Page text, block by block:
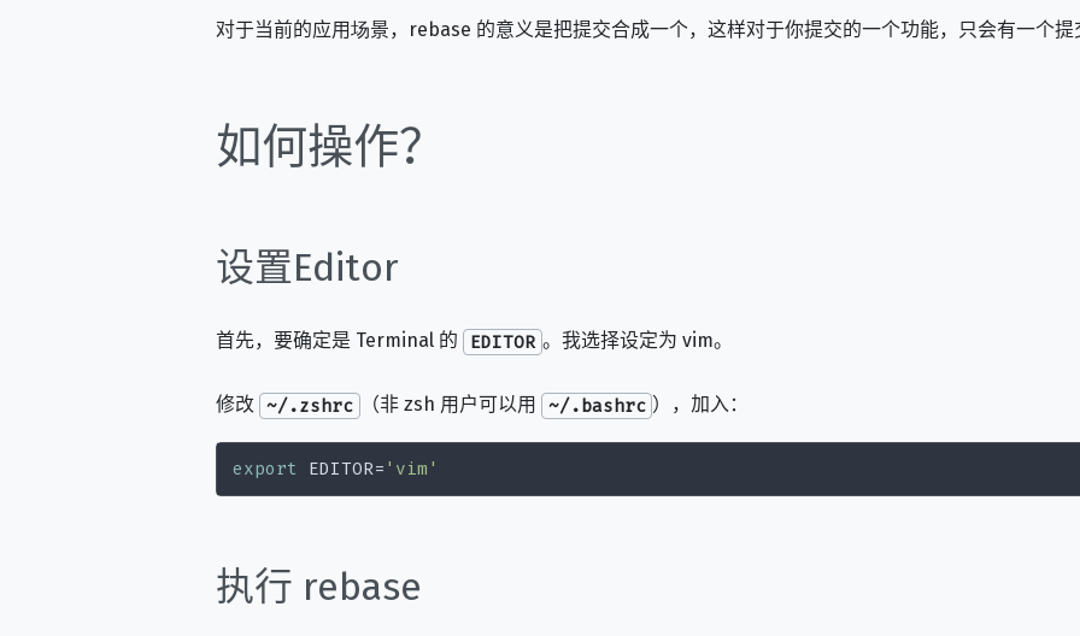
对于当前的应用场景，rebase 的意义是把提交合成一个，这样对于你提交的一个功能，只会有一个提
如何操作？
设置Editor
首先，要确定是 Terminal 的 EDITOR 。我选择设定为 vim。
修改 ~/.zshrc （非 zsh 用户可以用 ~/.bashrc ），加入：
export EDITOR= 'vim'
执行 rebase